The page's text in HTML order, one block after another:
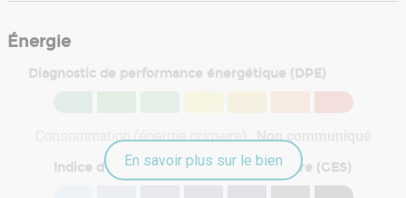
Énergie
Diagnostic de performance énergétique (DPE)
Consommation (énergie primaire) :Non communiqué
Indice d'émission de gaz à effet de serre (GES)
En savoir plus sur le bien